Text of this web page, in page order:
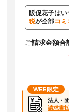
販促花子はい
税が全部コミ
ご請求金額合
WEB限定
法人・
請求書